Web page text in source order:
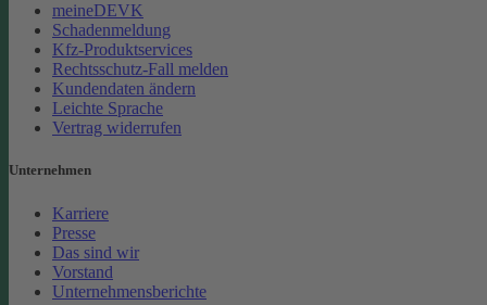
meineDEVK
Schadenmeldung
Kfz-Produktservices
Rechtsschutz-Fall melden
Kundendaten ändern
Leichte Sprache
Vertrag widerrufen
Unternehmen
Karriere
Presse
Das sind wir
Vorstand
Unternehmensberichte